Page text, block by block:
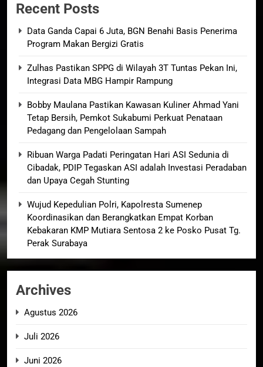
Recent Posts
Data Ganda Capai 6 Juta, BGN Benahi Basis Penerima
Program Makan Bergizi Gratis
Zulhas Pastikan SPPG di Wilayah 3T Tuntas Pekan Ini,
Integrasi Data MBG Hampir Rampung
Bobby Maulana Pastikan Kawasan Kuliner Ahmad Yani
Tetap Bersih, Pemkot Sukabumi Perkuat Penataan
Pedagang dan Pengelolaan Sampah
Ribuan Warga Padati Peringatan Hari ASI Sedunia di
Cibadak, PDIP Tegaskan ASI adalah Investasi Peradaban
dan Upaya Cegah Stunting
Wujud Kepedulian Polri, Kapolresta Sumenep
Koordinasikan dan Berangkatkan Empat Korban
Kebakaran KMP Mutiara Sentosa 2 ke Posko Pusat Tg.
Perak Surabaya
Archives
Agustus 2026
Juli 2026
Juni 2026